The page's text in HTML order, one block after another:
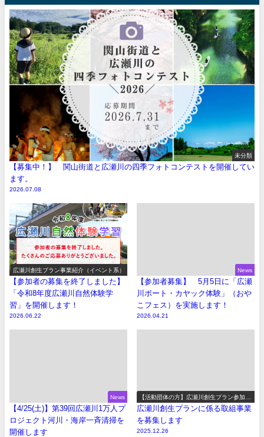
未分類
【募集中！】 関山街道と広瀬川の四季フォトコンテストを開催してい
ます。
2026.07.08
広瀬川創生プラン事業紹介（イベント系）
【参加者の募集を終了しました】
「令和8年度広瀬川自然体験学
習」を開催します！
2026.06.22
News
【参加者募集】 5月5日に「広瀬
川ボート・カヤック体験」（おや
こフェス）を実施します！
2026.04.21
News
【4/25(土)】第39回広瀬川1万人プ
ロジェクト河川・海岸一斉清掃を
開催します
【活動団体の方】広瀬川創生プラン参加事
業の募集
広瀬川創生プランに係る取組事業
を募集します
2025.12.26